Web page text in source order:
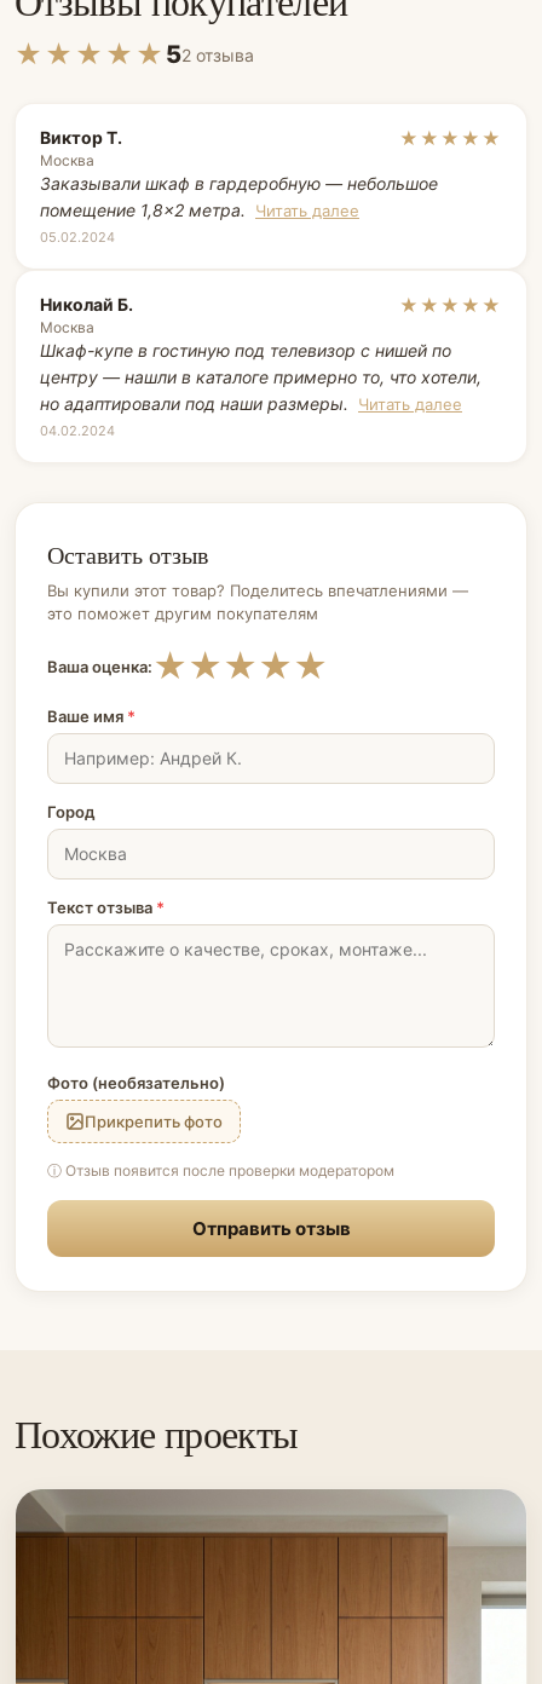
★★★★★ 52 отзыва
Виктор Т.
Москва
★★★★★
Заказывали шкаф в гардеробную — небольшое
помещение 1,8×2 метра.
Читать далее
05.02.2024
Николай Б.
Москва
★★★★★
Шкаф-купе в гостиную под телевизор с нишей по
центру — нашли в каталоге примерно то, что хотели,
но адаптировали под наши размеры.
Читать далее
04.02.2024
Оставить отзыв
Вы купили этот товар? Поделитесь впечатлениями —
это поможет другим покупателям
Ваша оценка: ★
★
★
★
★
Ваше имя *
Город
Текст отзыва *
Фото (необязательно)
Прикрепить фото
ⓘ Отзыв появится после проверки модератором
Отправить отзыв
Похожие проекты